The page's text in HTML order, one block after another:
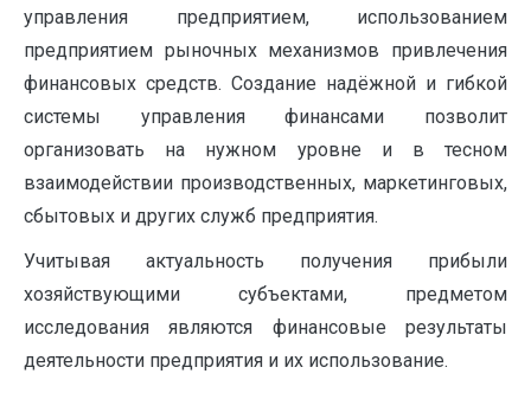
управления предприятием, использованием
предприятием рыночных механизмов привлечения
финансовых средств. Создание надёжной и гибкой
системы управления финансами позволит
организовать на нужном уровне и в тесном
взаимодействии производственных, маркетинговых,
сбытовых и других служб предприятия.
Учитывая актуальность получения прибыли
хозяйствующими субъектами, предметом
исследования являются финансовые результаты
деятельности предприятия и их использование.